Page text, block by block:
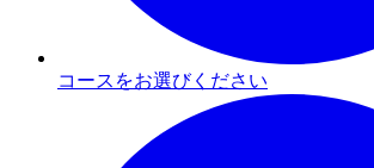
コースをお選びください